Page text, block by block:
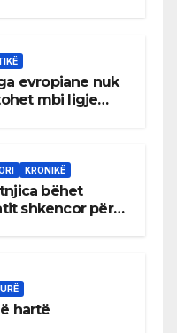
evropiane nuk
mbi ligje
KRONIKË
bëhet
shkencor për
hartë